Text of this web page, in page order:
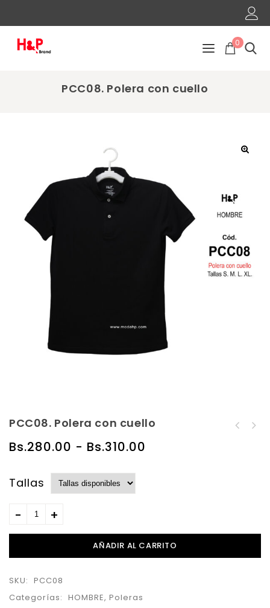
0
PCC08. Polera con cuello
PCC08. Polera con cuello
Bs.280.00 - Bs.310.00
Tallas
AÑADIR AL CARRITO
SKU: PCC08
Categorías: HOMBRE, Poleras